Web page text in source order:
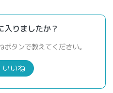
入りましたか？
タンで教えてください。
いいね